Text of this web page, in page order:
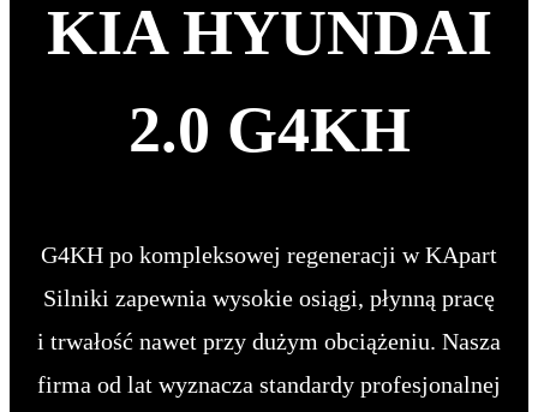
KIA HYUNDAI
2.0 G4KH
G4KH po kompleksowej regeneracji w KApart
Silniki zapewnia wysokie osiągi, płynną pracę
i trwałość nawet przy dużym obciążeniu. Nasza
firma od lat wyznacza standardy profesjonalnej